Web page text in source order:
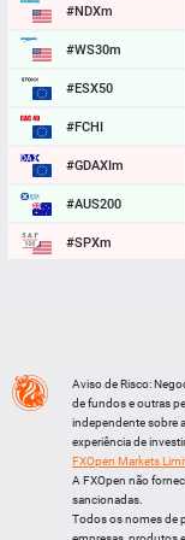
#NDXm
#WS30m
#ESX50
#FCHI
#GDAXIm
#AUS200
#SPXm
LTCUSD
XRPUSD
ETHUSD
Aviso de Risco:
de fundos e outras
independente sobre
experiência de
FXOpen Markets
A FXOpen não
sancionadas.
Todos os nomes de